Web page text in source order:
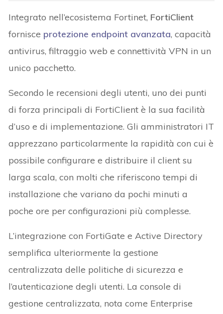
Integrato nell’ecosistema Fortinet, FortiClient
fornisce protezione endpoint avanzata, capacità
antivirus, filtraggio web e connettività VPN in un
unico pacchetto.
Secondo le recensioni degli utenti, uno dei punti
di forza principali di FortiClient è la sua facilità
d’uso e di implementazione. Gli amministratori IT
apprezzano particolarmente la rapidità con cui è
possibile configurare e distribuire il client su
larga scala, con molti che riferiscono tempi di
installazione che variano da pochi minuti a
poche ore per configurazioni più complesse.
L’integrazione con FortiGate e Active Directory
semplifica ulteriormente la gestione
centralizzata delle politiche di sicurezza e
l’autenticazione degli utenti. La console di
gestione centralizzata, nota come Enterprise